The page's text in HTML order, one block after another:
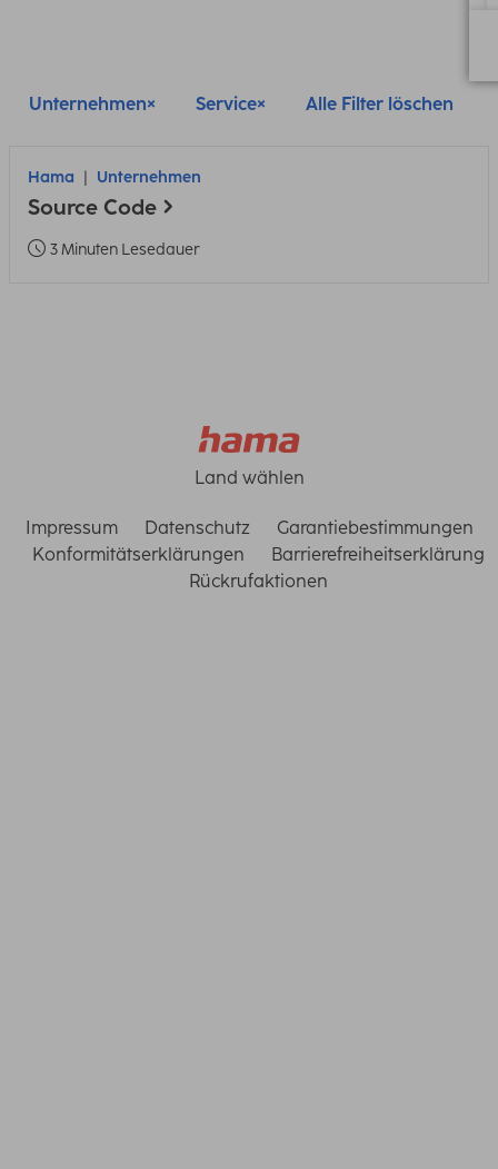
Unternehmen Service Alle Filter löschen
Hama Unternehmen
Source Code
3 Minuten Lesedauer
Land wählen
Impressum Datenschutz
Garantiebestimmungen
Konformitätserklärungen
Barrierefreiheitserklärung
Rückrufaktionen